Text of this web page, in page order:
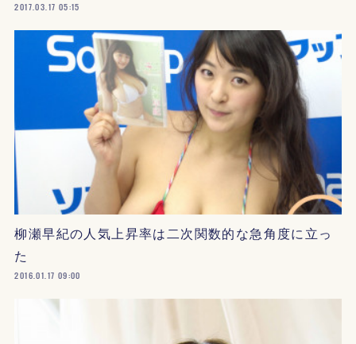
2017.03.17 05:15
柳瀬早紀の人気上昇率は二次関数的な急角度に立っ
た
2016.01.17 09:00